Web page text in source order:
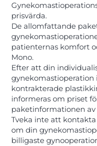
prisvärda.
De allomfattande
patienternas komfort
Mono.
Efter att din
gynekomastioperation
kontrakterade
informeras om priset
paketinformationen
Tveka inte att
om din
billigaste